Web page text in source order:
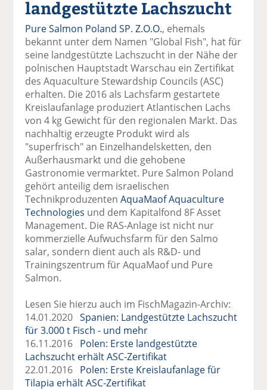
el
a
uf
F
ac
e
b
o
o
k
te
il
e
n
el
t
wi
tt
er
n
el
a
Li
n
k
e
di
n
te
e
el
p
E
m
ai
l
v
er
se
n
el
D
ck
e
n
landgestützte Lachszucht
Pure Salmon Poland SP. Z.O.O., ehemals
bekannt unter dem Namen "Global Fish", hat für
seine landgestützte Lachszucht in der Nähe der
polnischen Hauptstadt Warschau ein Zertifikat
des Aquaculture Stewardship Councils (ASC)
erhalten. Die 2016 als Lachsfarm gestartete
Kreislaufanlage produziert Atlantischen Lachs
von 4 kg Gewicht für den regionalen Markt. Das
nachhaltig erzeugte Produkt wird als
"superfrisch" an Einzelhandelsketten, den
Außerhausmarkt und die gehobene
Gastronomie vermarktet. Pure Salmon Poland
gehört anteilig dem israelischen
TechnikproduzentenAquaMaof Aquaculture
Technologies und dem Kapitalfond 8F Asset
Management. Die RAS-Anlage ist nicht nur
kommerzielle Aufwuchsfarm für den Salmo
salar, sondern dient auch als R&D- und
Trainingszentrum für AquaMaof und Pure
Salmon.
Lesen Sie hierzu auch im FischMagazin-Archiv:
14.01.2020Spanien: Landgestützte Lachszucht
für 3.000 t Fisch - und mehr
16.11.2016 Polen: Erste landgestützte
Lachszucht erhält ASC-Zertifikat
22.01.2016 Polen: Erste Kreislaufanlage für
Tilapia erhält ASC-Zertifikat